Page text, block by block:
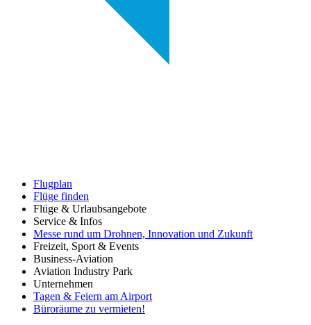
Flugplan
Flüge finden
Flüge & Urlaubsangebote
Service & Infos
Messe rund um Drohnen, Innovation und Zukunft
Freizeit, Sport & Events
Business-Aviation
Aviation Industry Park
Unternehmen
Tagen & Feiern am Airport
Büroräume zu vermieten!